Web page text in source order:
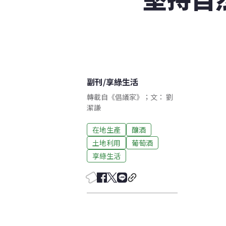
副刊/享綠生活
轉載自《倡議家》；文： 劉
潔謙
在地生產
釀酒
土地利用
葡萄酒
享綠生活